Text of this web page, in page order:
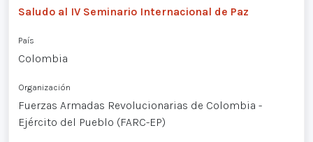
Saludo al IV Seminario Internacional de Paz
País
Colombia
Organización
Fuerzas Armadas Revolucionarias de Colombia -
Ejército del Pueblo (FARC-EP)